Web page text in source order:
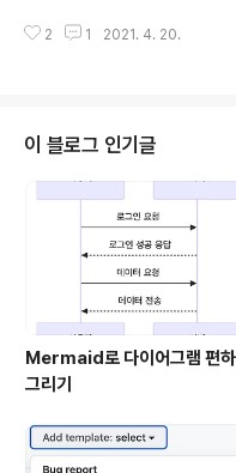
상 CI가 선행되어야함 - SW가 신뢰
로 초기에는 조건문을 통해 규칙을
서 응답 받는 단계: prediction
닝(CoreML) 모델을 통합하는 애플
Core ML API / 사용자 데이터를 가
고 예측하고 조정함 - 모델은 사진
지 등의 모델 훈련 (코드 작성이 불
작업 수행)..
2 1 2021. 4. 20.
이 블로그 인기글
Mermaid로 다이어그램 편하
그리기